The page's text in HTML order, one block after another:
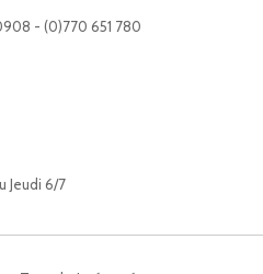
- (0)770 651 780
Jeudi 6/7